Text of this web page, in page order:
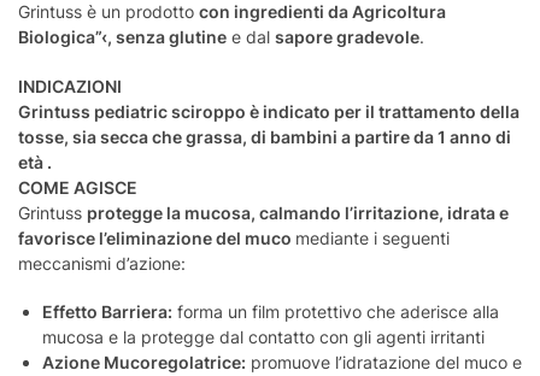
Grintuss è un prodotto con ingredienti da Agricoltura
Biologica”‹, senza glutine e dal sapore gradevole.
INDICAZIONI
Grintuss pediatric sciroppo è indicato per il trattamento della
tosse, sia secca che grassa, di bambini a partire da 1 anno di
età .
COME AGISCE
Grintuss protegge la mucosa, calmando l’irritazione, idrata e
favorisce l’eliminazione del muco mediante i seguenti
meccanismi d’azione:
Effetto Barriera: forma un film protettivo che aderisce alla
mucosa e la protegge dal contatto con gli agenti irritanti
Azione Mucoregolatrice: promuove l’idratazione del muco e